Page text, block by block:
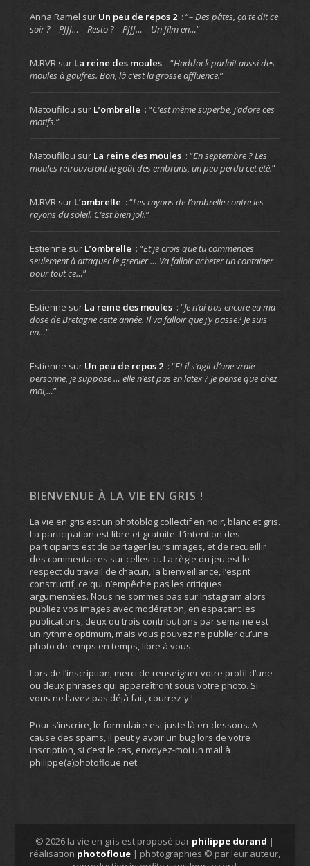
Anna Ramel sur Un peu de repos 2 : “– Des pâtes, ça te dit ce
soir ? – Pfff… – Resto ? – Pfff… – Un film en…”
M.RVRsur La reine des moules : “Haddock parlait aussi des
moules à gaufres. Bon, là c’est la grosse affluence.”
Matoufilou sur L’ombrelle : “C’est même superbe, j’adore ces
motifs.”
Matoufilou sur La reine des moules : “En septembre ? Les
moules retrouveront le goût des embruns, un peu perdu cet été.”
M.RVRsur L’ombrelle : “Les rayons de l’ombrelle contre les
rayons du soleil. C’est bien joli.”
Estienne sur L’ombrelle : “Et je crois que tu commences
seulement à attaquer le grenier … Va falloir acheter un container
pour tout ce…”
Estienne sur La reine des moules : “Je n’ai pas encore eu ma
dose de Bretagne cette année. Il va falloir que j’y passe? Je suis
en…”
Estienne sur Un peu de repos 2 : “Et il s’agit d’une vraie
personne, je suppose … elle n’est pas en latex ? Je pense que chez
moi,…”
BIENVENUE À LA VIE EN GRIS !
La vie en gris est un photoblog collectif en noir, blanc et gris.
La participation est libre et gratuite. L’intention des
participants est de partager leurs images, et de recueillir
des commentaires sur celles-ci. La règle du jeu est le
respect du travail de chacun, la bienveillance, l’esprit
constructif, ce qui n’empêche pas les critiques
argumentées. Nous ne sommes pas sur Instagram alors
publiez vos images avec modération, en espaçant les
publications, deux ou trois contributions par semaine est
un rythme optimum, mais vous pouvez ne publier qu’une
photo de temps en temps, libre à vous.
Lors de l’inscription, merci de renseigner votre profil d’une
ou deux phrases qui apparaîtront sous votre photo. Si
vous ne l’avez pas déjà fait, courrez-y !
Pour s’inscrire, le formulaire est juste là en-dessous. A
cause des spams, il peut y avoir un bug lors de votre
inscription, si c’est le cas, envoyez-moi un mail à
philippe(a)photofloue.net.
© 2026 la vie en gris est proposé par philippe durand |
réalisation photofloue| photographies © par leur auteur,